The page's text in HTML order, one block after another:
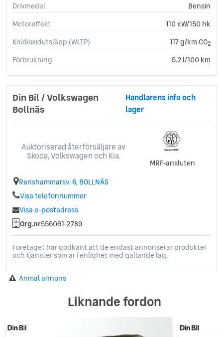
Sidokrockgardiner
Skyltigenkänning
Start-/stoppfunktion
Startspärr
Stöldlarm
Svensksåld
Sätesvärme (fram)
Trötthetsvarnare
USB-uttag
Yttertemperaturmätare
Drivmedel
Bensin
Motoreffekt
110 kW/150 hk
Koldioxidutsläpp (WLTP)
117 g/km CO2
Förbrukning 5,2 l/100 km
Din Bil / Volkswagen
Bollnäs
Handlarens info och
lager
Auktoriserad återförsäljare av
Skoda, Volkswagen och Kia.
MRF-ansluten
Renshammarsv. 6, BOLLNÄS
Visa telefonnummer
Visa e-postadress
Org.nr556061-2789
Företaget har godkänt att de endast annonserar produkter
och tjänster som är i enlighet med gällande lag.
Anmäl annons
Liknande fordon